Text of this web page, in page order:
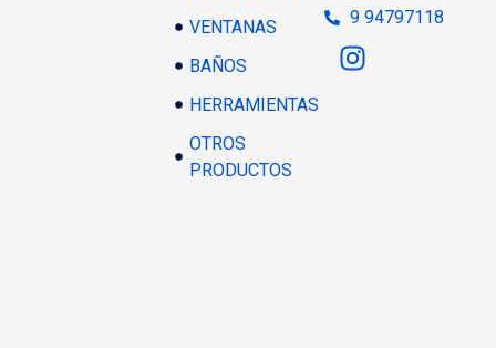
VENTANAS
BAÑOS
HERRAMIENTAS
OTROS
PRODUCTOS
9 94797118